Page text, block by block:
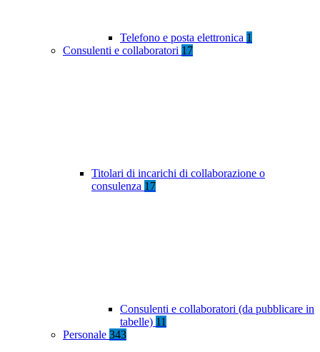
Telefono e posta elettronica 1
Consulenti e collaboratori 17
Titolari di incarichi di collaborazione o
consulenza 17
Consulenti e collaboratori (da pubblicare in
tabelle) 11
Personale 343